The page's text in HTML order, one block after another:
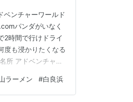
ベンチャーワールド
パンダがいなく
2時間で行けドライ
度も浸かりたくなる
所 アドベンチャー
と洞窟探検 円月島
ラーメン #白良浜